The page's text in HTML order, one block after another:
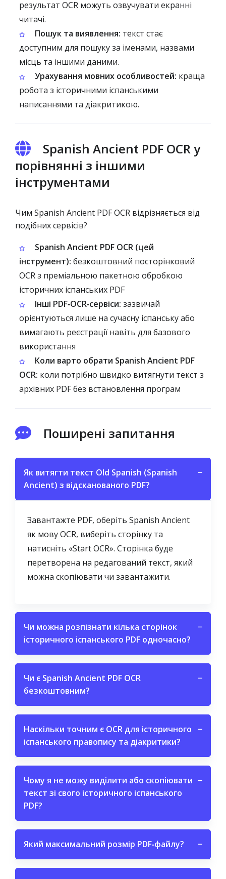
результат OCR можуть озвучувати екранні
читачі.
Пошук та виявлення: текст стає
доступним для пошуку за іменами, назвами
місць та іншими даними.
Урахування мовних особливостей: краща
робота з історичними іспанськими
написаннями та діакритикою.
Spanish Ancient PDF OCR у
порівнянні з іншими
інструментами
Чим Spanish Ancient PDF OCR відрізняється від
подібних сервісів?
Spanish Ancient PDF OCR (цей
інструмент): безкоштовний посторінковий
OCR з преміальною пакетною обробкою
історичних іспанських PDF
Інші PDF‑OCR‑сервіси: зазвичай
орієнтуються лише на сучасну іспанську або
вимагають реєстрації навіть для базового
використання
Коли варто обрати Spanish Ancient PDF
OCR: коли потрібно швидко витягнути текст з
архівних PDF без встановлення програм
Поширені запитання
Як витягти текст Old Spanish (Spanish
Ancient) з відсканованого PDF?
−
Завантажте PDF, оберіть Spanish Ancient
як мову OCR, виберіть сторінку та
натисніть «Start OCR». Сторінка буде
перетворена на редагований текст, який
можна скопіювати чи завантажити.
Чи можна розпізнати кілька сторінок
історичного іспанського PDF одночасно?
−
Чи є Spanish Ancient PDF OCR
безкоштовним?
−
Наскільки точним є OCR для історичного
іспанського правопису та діакритики?
−
Чому я не можу виділити або скопіювати
текст зі свого історичного іспанського
PDF?
−
Який максимальний розмір PDF‑файлу? −